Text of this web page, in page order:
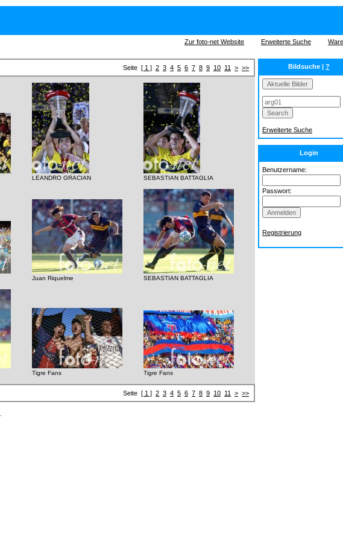
Zur foto-net Website Erweiterte Suche
Seite [ 1 ] 2 3 4 5 6 7 8 9 10 11 > >>
LEANDRO GRACIAN SEBASTIAN BATTAGLIA
Juan Riquelme SEBASTIAN BATTAGLIA
Tigre Fans Tigre Fans
Seite [ 1 ] 2 3 4 5 6 7 8 9 10 11 > >>
Bildsuche | ?
Erweiterte Suche
Login
Benutzername:
Passwort:
Registrierung